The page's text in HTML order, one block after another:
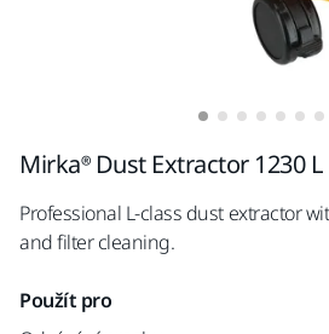
Mirka® Dust Extractor 1230 L
Professional L-class dust extractor
and filter cleaning.
Použít pro